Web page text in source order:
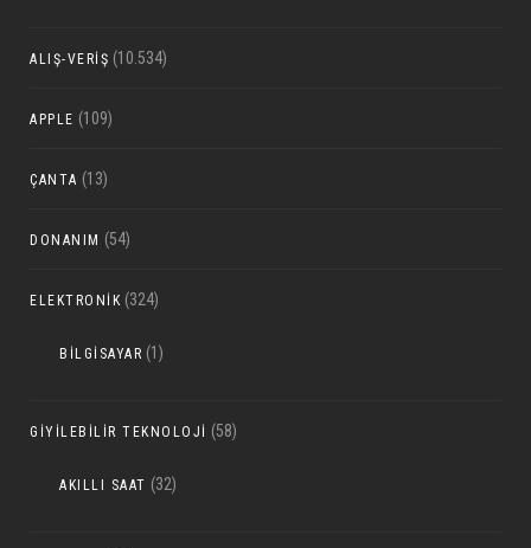
ALIŞ-VERIŞ (10.534)
APPLE (109)
ÇANTA (13)
DONANIM (54)
ELEKTRONIK (324)
BILGISAYAR (1)
GIYILEBILIR TEKNOLOJI (58)
AKILLI SAAT (32)